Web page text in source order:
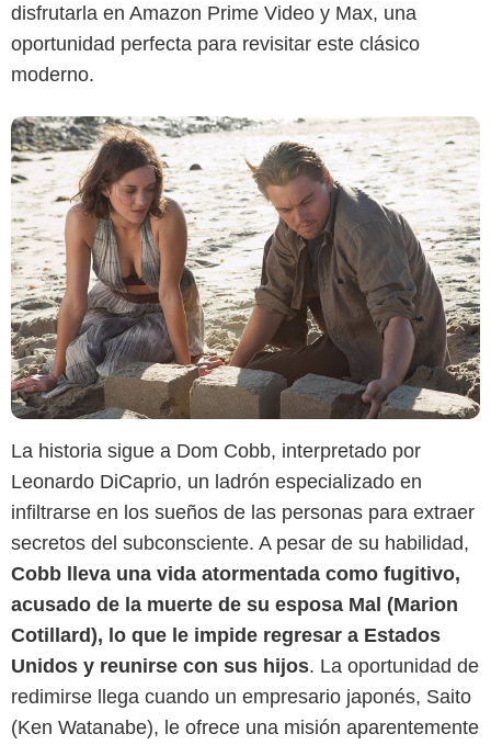
disfrutarla en Amazon Prime Video y Max, una
oportunidad perfecta para revisitar este clásico
moderno.
La historia sigue a Dom Cobb, interpretado por
Leonardo DiCaprio, un ladrón especializado en
infiltrarse en los sueños de las personas para extraer
secretos del subconsciente. A pesar de su habilidad,
Cobb lleva una vida atormentada como fugitivo,
acusado de la muerte de su esposa Mal (Marion
Cotillard), lo que le impide regresar a Estados
Unidos y reunirse con sus hijos. La oportunidad de
redimirse llega cuando un empresario japonés, Saito
(Ken Watanabe), le ofrece una misión aparentemente